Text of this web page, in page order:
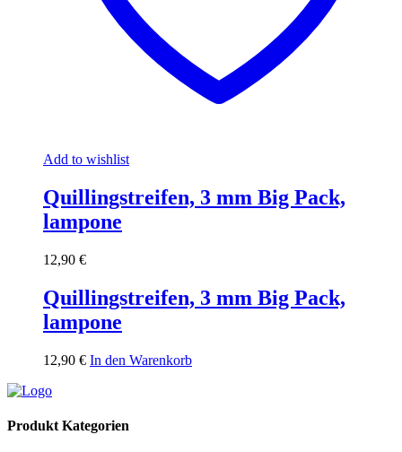
Add to wishlist
Quillingstreifen, 3 mm Big Pack,
lampone
12,90 €
Quillingstreifen, 3 mm Big Pack,
lampone
12,90 € In den Warenkorb
Produkt Kategorien